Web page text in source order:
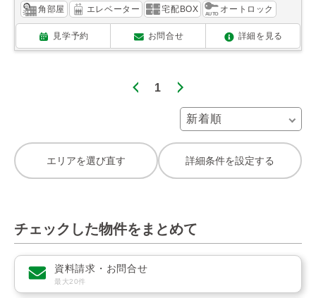
角部屋 エレベーター 宅配BOX オートロック
見学予約 お問合せ 詳細を見る
1
エリアを選び直す 詳細条件を設定する
チェックした物件をまとめて
資料請求・お問合せ
最大20件